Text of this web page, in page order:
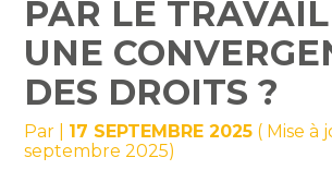
PAR LE
UNE
DES DROITS ?
Par 17 SEPTEMBRE 2025 ( Mise à
septembre 2025)